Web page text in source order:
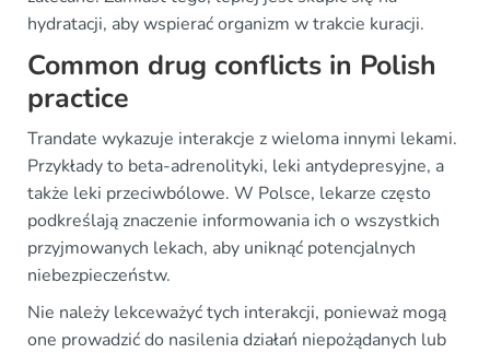
hydratacji, aby wspierać organizm w trakcie kuracji.
Common drug conflicts in Polish
practice
Trandate wykazuje interakcje z wieloma innymi lekami.
Przykłady to beta-adrenolityki, leki antydepresyjne, a
także leki przeciwbólowe. W Polsce, lekarze często
podkreślają znaczenie informowania ich o wszystkich
przyjmowanych lekach, aby uniknąć potencjalnych
niebezpieczeństw.
Nie należy lekceważyć tych interakcji, ponieważ mogą
one prowadzić do nasilenia działań niepożądanych lub